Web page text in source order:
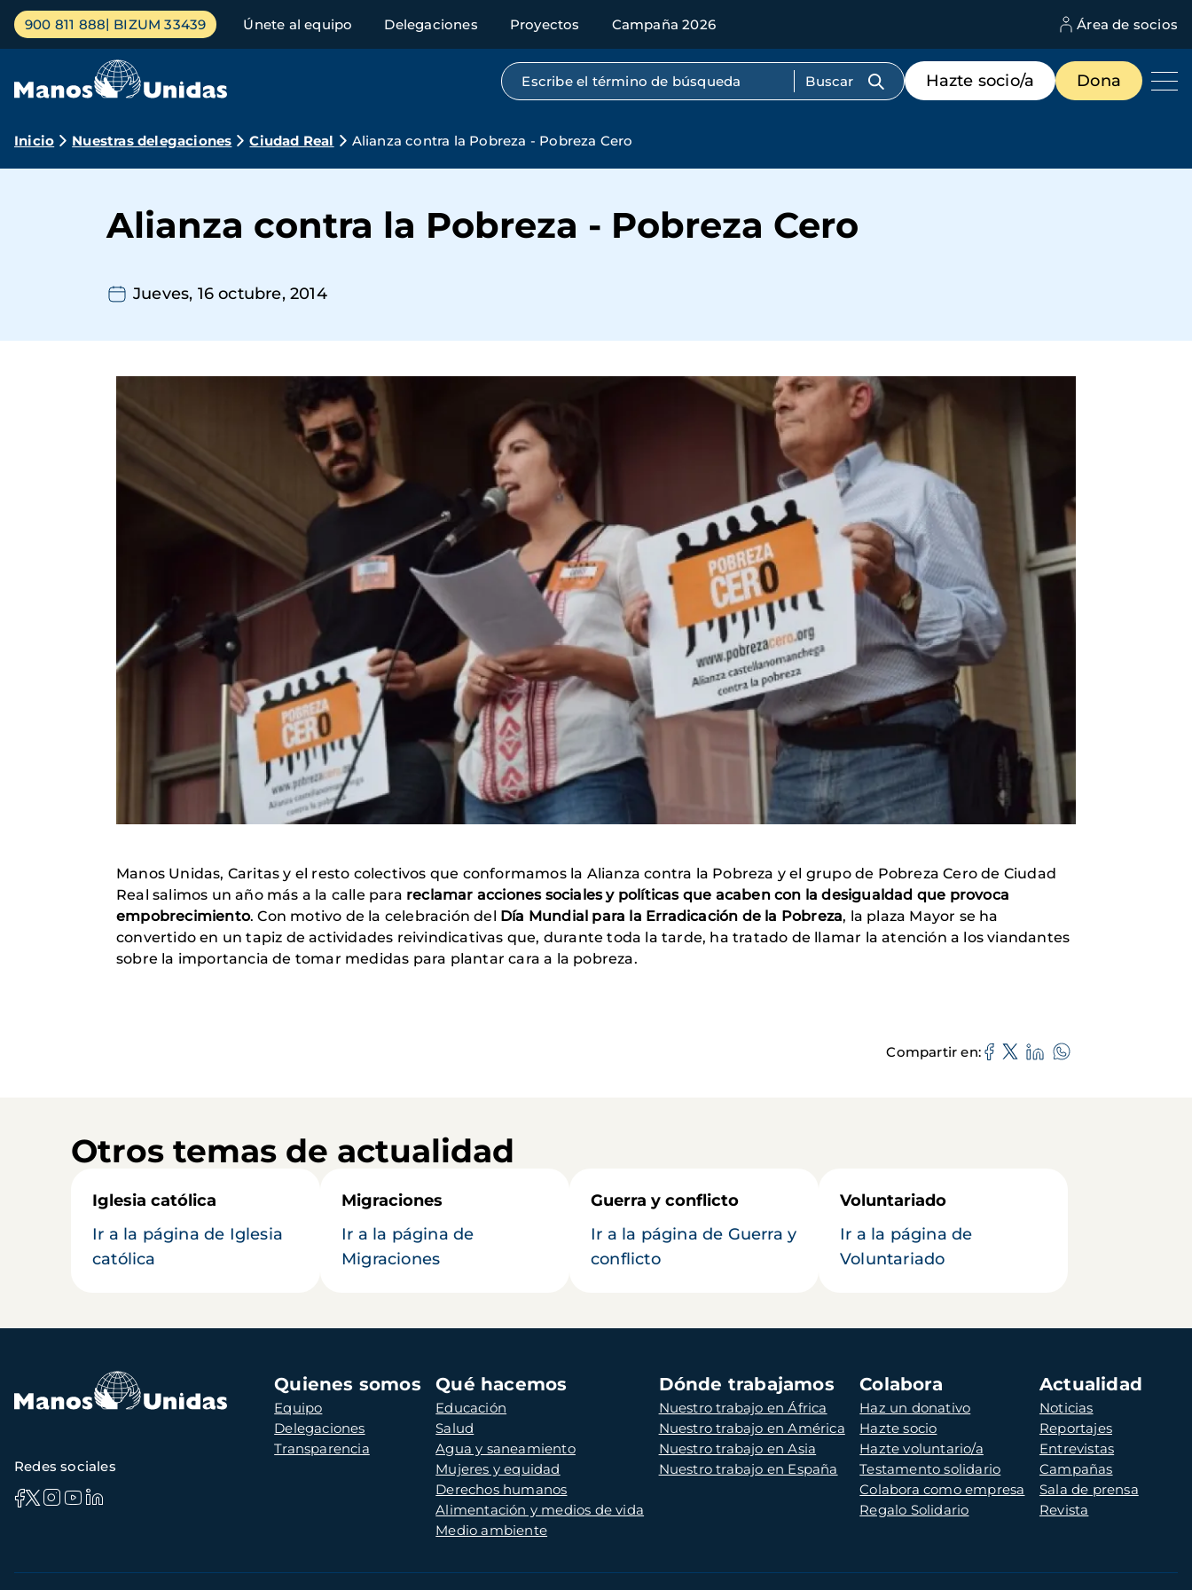
Pasar
contenido
Menú
principal
900 811 888 BIZUM 33439 Únete al equipo Delegaciones Proyectos Campaña 2026 Área de socios
Búsqueda por texto completo
Menú
de
destacados
Hazte socio/a Dona
Ruta
navegación
Inicio Nuestras delegaciones Ciudad Real Alianza contra la Pobreza - Pobreza Cero
Alianza contra la Pobreza - Pobreza Cero
Jueves, 16 octubre, 2014
Manos Unidas, Caritas y el resto colectivos que conformamos la Alianza contra la Pobreza y el grupo de Pobreza Cero de Ciudad
Real salimos un año más a la calle para reclamar acciones sociales y políticas que acaben con la desigualdad que provoca
empobrecimiento. Con motivo de la celebración del Día Mundial para la Erradicación de la Pobreza, la plaza Mayor se ha
convertido en un tapiz de actividades reivindicativas que, durante toda la tarde, ha tratado de llamar la atención a los viandantes
sobre la importancia de tomar medidas para plantar cara a la pobreza.
Compartir en
Otros temas de actualidad
Iglesia católica
Ir a la página de Iglesia
católica
Migraciones
Ir a la página de
Migraciones
Guerra y conflicto
Ir a la página de Guerra y
conflicto
Voluntariado
Ir a la página de
Voluntariado
Navegación
principal
Quienes somos
Equipo
Delegaciones
Transparencia
Qué hacemos
Educación
Salud
Agua y saneamiento
Mujeres y equidad
Derechos humanos
Alimentación y medios de vida
Medio ambiente
Dónde trabajamos
Nuestro trabajo en África
Nuestro trabajo en América
Nuestro trabajo en Asia
Nuestro trabajo en España
Colabora
Haz un donativo
Hazte socio
Hazte voluntario/a
Testamento solidario
Colabora como empresa
Regalo Solidario
Actualidad
Noticias
Reportajes
Entrevistas
Campañas
Sala de prensa
Revista
Redes sociales